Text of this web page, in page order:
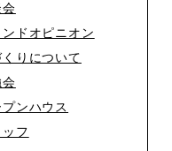
会
ンドオピニオン
りについて
会
ンハウス
ッフ